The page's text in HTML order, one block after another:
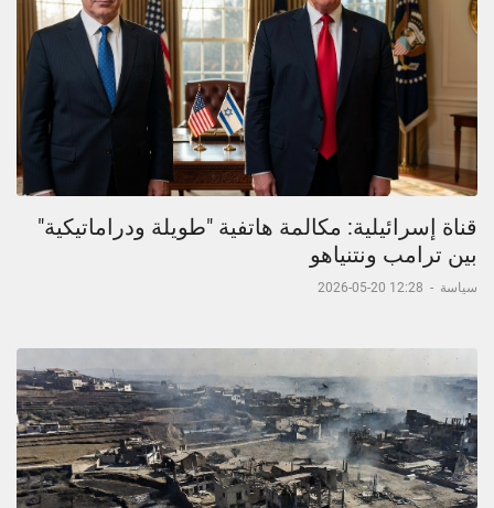
قناة إسرائيلية: مكالمة هاتفية "طويلة ودراماتيكية"
بين ترامب ونتنياهو
سياسة -
12:28 20-05-2026